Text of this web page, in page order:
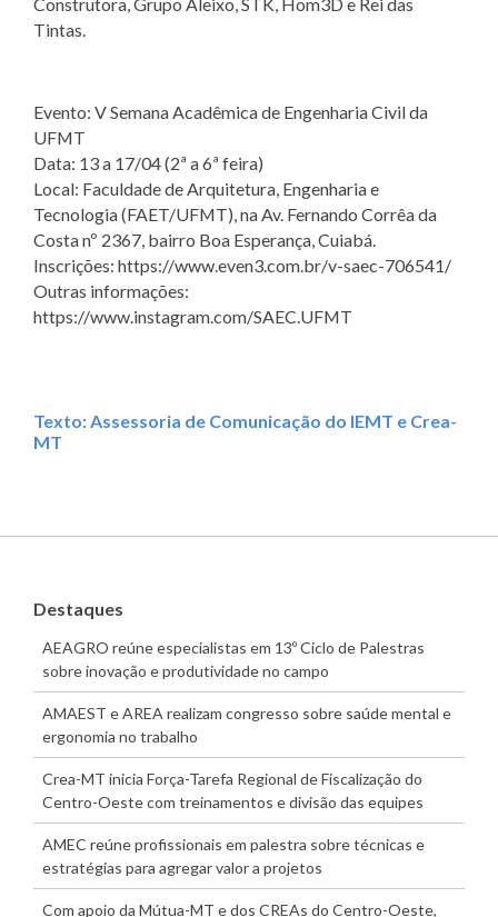
Construtora, Grupo Aleixo, STK, Hom3D e Rei das
Tintas.
Evento: V Semana Acadêmica de Engenharia Civil da
UFMT
Data: 13 a 17/04 (2ª a 6ª feira)
Local: Faculdade de Arquitetura, Engenharia e
Tecnologia (FAET/UFMT), na Av. Fernando Corrêa da
Costa nº 2367, bairro Boa Esperança, Cuiabá.
Inscrições: https://www.even3.com.br/v-saec-706541/
Outras informações:
https://www.instagram.com/SAEC.UFMT
Texto: Assessoria de Comunicação do IEMT e Crea-
MT
Destaques
AEAGRO reúne especialistas em 13º Ciclo de Palestras
sobre inovação e produtividade no campo
AMAEST e AREA realizam congresso sobre saúde mental e
ergonomia no trabalho
Crea-MT inicia Força-Tarefa Regional de Fiscalização do
Centro-Oeste com treinamentos e divisão das equipes
AMEC reúne profissionais em palestra sobre técnicas e
estratégias para agregar valor a projetos
Com apoio da Mútua-MT e dos CREAs do Centro-Oeste,